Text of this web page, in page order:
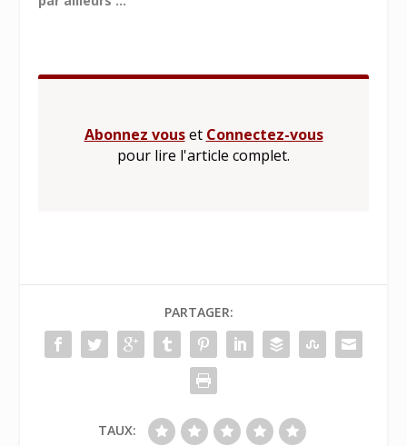
Abonnez vouset Connectez-vous
pour lire l'article complet.
PARTAGER:
TAUX: